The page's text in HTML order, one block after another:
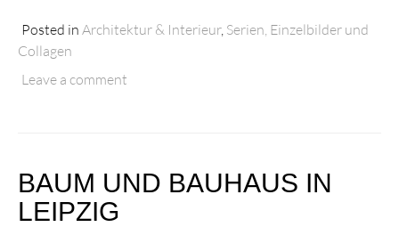
KIRCHE“
Posted in Architektur & Interieur, Serien, Einzelbilder und
Collagen
Leave a comment
BAUM UND BAUHAUS IN
LEIPZIG